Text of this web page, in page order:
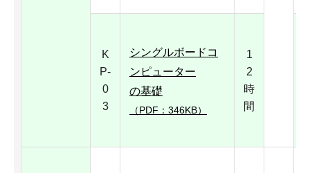
K
P-
0
3
シングルボードコ
ンピューター
の基礎
（PDF：346KB）
1
2
時
間